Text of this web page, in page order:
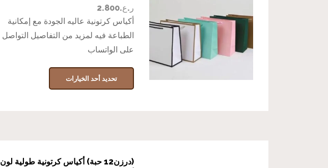
ر.ع.2.800
أكياس كرتونية عاليه الجودة مع إمكانية
الطباعة فيه لمزيد من التفاصيل التواصل
على الواتساب
تحديد أحد الخيارات
(درزن12 حبة) أكياس كرتونية طولية لون